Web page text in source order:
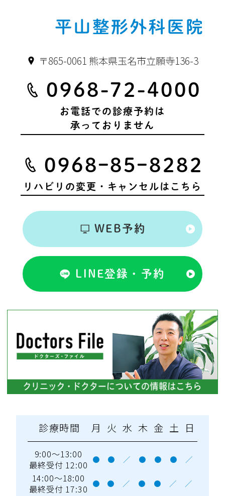
〒865-0061 熊本県玉名市立願寺136-3
0968-72-4000
お電話での診療予約は
承っておりません
0968ｰ85ｰ8282
リハビリの変更・キャンセルはこちら
WEB予約
LINE登録・予約
診療時間 月 火 水 木 金 土 日
9:00～13:00
最終受付 12:00 ● ● ／ ● ● ● ／
14:00～18:00
最終受付 17:30 ● ● ／ ● ● ／ ／